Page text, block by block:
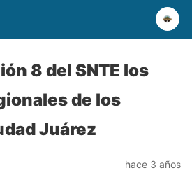
8 del SNTE los
de los
Juárez
hace 3 años